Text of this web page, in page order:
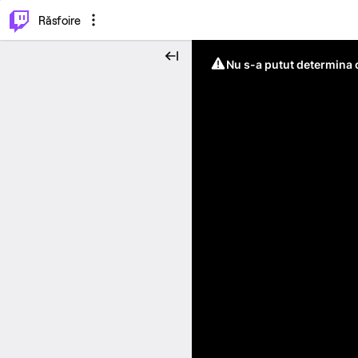
Răsfoire
Nu s-a putut